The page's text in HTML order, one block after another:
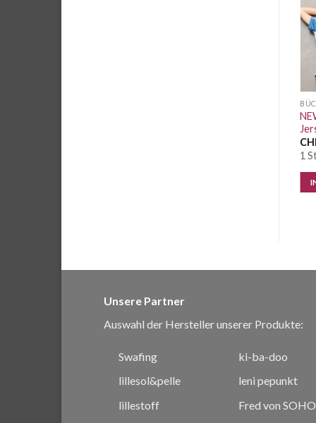
1
Unsere Partner
Auswahl der Hersteller unserer Produkte:
Swafing
lillesol&pelle
lillestoff
ki-ba-doo
leni pepunkt
Fred von SOHO